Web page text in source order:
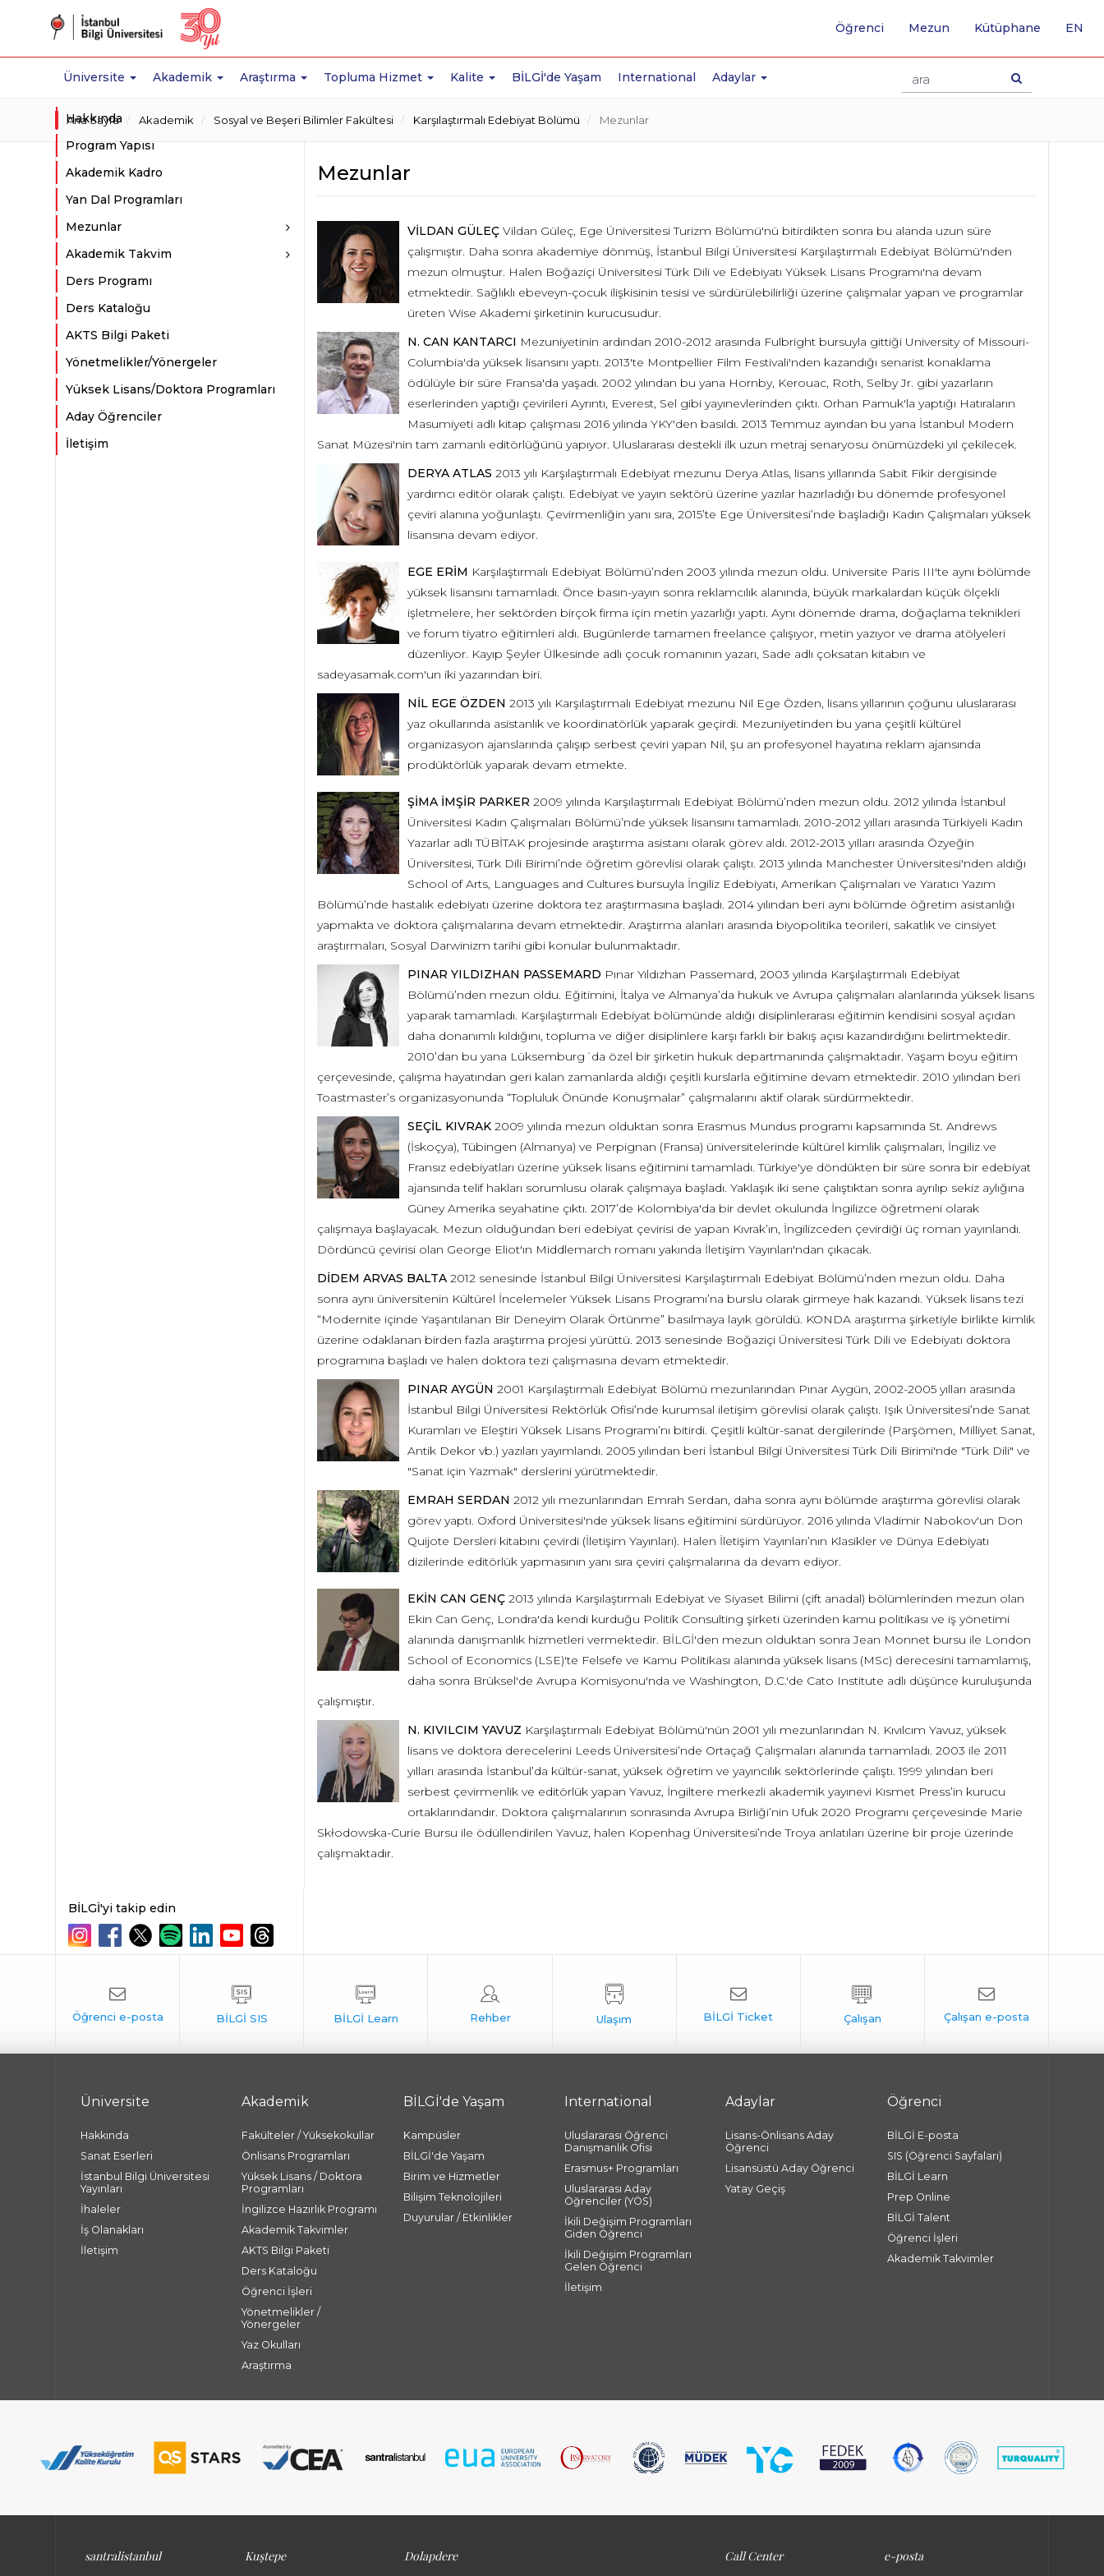
Üniversite Akademik Araştırma Topluma Hizmet Kalite BİLGİ'de Yaşam International Adaylar
Öğrenci Mezun Kütüphane EN
Ana Sayfa Akademik Sosyal ve Beşeri Bilimler Fakültesi Karşılaştırmalı Edebiyat Bölümü Mezunlar
Hakkında
Program Yapısı
Akademik Kadro
Yan Dal Programları
Mezunlar
Akademik Takvim
Ders Programı
Ders Kataloğu
AKTS Bilgi Paketi
Yönetmelikler/Yönergeler
Yüksek Lisans/Doktora Programları
Aday Öğrenciler
İletişim
Mezunlar
VİLDAN GÜLEÇVildan Güleç, Ege Üniversitesi Turizm Bölümü'nü bitirdikten sonra bu alanda uzun süre
çalışmıştır. Daha sonra akademiye dönmüş, İstanbul Bilgi Üniversitesi Karşılaştırmalı Edebiyat Bölümü'nden
mezun olmuştur. Halen Boğaziçi Üniversitesi Türk Dili ve Edebiyatı Yüksek Lisans Programı'na devam
etmektedir. Sağlıklı ebeveyn-çocuk ilişkisinin tesisi ve sürdürülebilirliği üzerine çalışmalar yapan ve programlar
üreten Wise Akademi şirketinin kurucusudur.
N. CAN KANTARCI Mezuniyetinin ardından 2010-2012 arasında Fulbright bursuyla gittiği University of Missouri-
Columbia'da yüksek lisansını yaptı. 2013'te Montpellier Film Festivali'nden kazandığı senarist konaklama
ödülüyle bir süre Fransa'da yaşadı. 2002 yılından bu yana Hornby, Kerouac, Roth, Selby Jr. gibi yazarların
eserlerinden yaptığı çevirileri Ayrıntı, Everest, Sel gibi yayınevlerinden çıktı. Orhan Pamuk'la yaptığı Hatıraların
Masumiyeti adlı kitap çalışması 2016 yılında YKY'den basıldı. 2013 Temmuz ayından bu yana İstanbul Modern
Sanat Müzesi'nin tam zamanlı editörlüğünü yapıyor. Uluslararası destekli ilk uzun metraj senaryosu önümüzdeki yıl çekilecek.
DERYA ATLAS 2013 yılı Karşılaştırmalı Edebiyat mezunu Derya Atlas, lisans yıllarında Sabit Fikir dergisinde
yardımcı editör olarak çalıştı. Edebiyat ve yayın sektörü üzerine yazılar hazırladığı bu dönemde profesyonel
çeviri alanına yoğunlaştı. Çevirmenliğin yanı sıra, 2015’te Ege Üniversitesi’nde başladığı Kadın Çalışmaları yüksek
lisansına devam ediyor.
EGE ERİM Karşılaştırmalı Edebiyat Bölümü’nden 2003 yılında mezun oldu. Universite Paris III'te aynı bölümde
yüksek lisansını tamamladı. Önce basın-yayın sonra reklamcılık alanında, büyük markalardan küçük ölçekli
işletmelere, her sektörden birçok firma için metin yazarlığı yaptı. Aynı dönemde drama, doğaçlama teknikleri
ve forum tiyatro eğitimleri aldı. Bugünlerde tamamen freelance çalışıyor, metin yazıyor ve drama atölyeleri
düzenliyor. Kayıp Şeyler Ülkesinde adlı çocuk romanının yazarı, Sade adlı çoksatan kitabın ve
sadeyasamak.com'un iki yazarından biri.
NİL EGE ÖZDEN 2013 yılı Karşılaştırmalı Edebiyat mezunu Nil Ege Özden, lisans yıllarının çoğunu uluslararası
yaz okullarında asistanlık ve koordinatörlük yaparak geçirdi. Mezuniyetinden bu yana çeşitli kültürel
organizasyon ajanslarında çalışıp serbest çeviri yapan Nil, şu an profesyonel hayatına reklam ajansında
prodüktörlük yaparak devam etmekte.
ŞİMA İMŞİR PARKER 2009 yılında Karşılaştırmalı Edebiyat Bölümü’nden mezun oldu. 2012 yılında İstanbul
Üniversitesi Kadın Çalışmaları Bölümü’nde yüksek lisansını tamamladı. 2010-2012 yılları arasında Türkiyeli Kadın
Yazarlar adlı TÜBİTAK projesinde araştırma asistanı olarak görev aldı. 2012-2013 yılları arasında Özyeğin
Üniversitesi, Türk Dili Birimi’nde öğretim görevlisi olarak çalıştı. 2013 yılında Manchester Üniversitesi'nden aldığı
School of Arts, Languages and Cultures bursuyla İngiliz Edebiyatı, Amerikan Çalışmaları ve Yaratıcı Yazım
Bölümü’nde hastalık edebiyatı üzerine doktora tez araştırmasına başladı. 2014 yılından beri aynı bölümde öğretim asistanlığı
yapmakta ve doktora çalışmalarına devam etmektedir. Araştırma alanları arasında biyopolitika teorileri, sakatlık ve cinsiyet
araştırmaları, Sosyal Darwinizm tarihi gibi konular bulunmaktadır.
PINAR YILDIZHAN PASSEMARD Pınar Yıldızhan Passemard, 2003 yılında Karşılaştırmalı Edebiyat
Bölümü’nden mezun oldu. Eğitimini, İtalya ve Almanya’da hukuk ve Avrupa çalışmaları alanlarında yüksek lisans
yaparak tamamladı. Karşılaştırmalı Edebiyat bölümünde aldığı disiplinlerarası eğitimin kendisini sosyal açıdan
daha donanımlı kıldığını, topluma ve diğer disiplinlere karşı farklı bir bakış açısı kazandırdığını belirtmektedir.
2010’dan bu yana Lüksemburg´da özel bir şirketin hukuk departmanında çalışmaktadır. Yaşam boyu eğitim
çerçevesinde, çalışma hayatından geri kalan zamanlarda aldığı çeşitli kurslarla eğitimine devam etmektedir. 2010 yılından beri
Toastmaster’s organizasyonunda “Topluluk Önünde Konuşmalar” çalışmalarını aktif olarak sürdürmektedir.
SEÇİL KIVRAK2009 yılında mezun olduktan sonra Erasmus Mundus programı kapsamında St. Andrews
(İskoçya), Tübingen (Almanya) ve Perpignan (Fransa) üniversitelerinde kültürel kimlik çalışmaları, İngiliz ve
Fransız edebiyatları üzerine yüksek lisans eğitimini tamamladı. Türkiye'ye döndükten bir süre sonra bir edebiyat
ajansında telif hakları sorumlusu olarak çalışmaya başladı. Yaklaşık iki sene çalıştıktan sonra ayrılıp sekiz aylığına
Güney Amerika seyahatine çıktı. 2017’de Kolombiya'da bir devlet okulunda İngilizce öğretmeni olarak
çalışmaya başlayacak. Mezun olduğundan beri edebiyat çevirisi de yapan Kıvrak’ın, İngilizceden çevirdiği üç roman yayınlandı.
Dördüncü çevirisi olan George Eliot'ın Middlemarch romanı yakında İletişim Yayınları'ndan çıkacak.
DİDEM ARVAS BALTA2012 senesinde İstanbul Bilgi Üniversitesi Karşılaştırmalı Edebiyat Bölümü’nden mezun oldu. Daha
sonra aynı üniversitenin Kültürel İncelemeler Yüksek Lisans Programı’na burslu olarak girmeye hak kazandı. Yüksek lisans tezi
“Modernite içinde Yaşantılanan Bir Deneyim Olarak Örtünme” basılmaya layık görüldü. KONDA araştırma şirketiyle birlikte kimlik
üzerine odaklanan birden fazla araştırma projesi yürüttü. 2013 senesinde Boğaziçi Üniversitesi Türk Dili ve Edebiyatı doktora
programına başladı ve halen doktora tezi çalışmasına devam etmektedir.
PINAR AYGÜN 2001 Karşılaştırmalı Edebiyat Bölümü mezunlarından Pınar Aygün, 2002-2005 yılları arasında
İstanbul Bilgi Üniversitesi Rektörlük Ofisi’nde kurumsal iletişim görevlisi olarak çalıştı. Işık Üniversitesi’nde Sanat
Kuramları ve Eleştiri Yüksek Lisans Programı’nı bitirdi. Çeşitli kültür-sanat dergilerinde (Parşömen, Milliyet Sanat,
Antik Dekor vb.) yazıları yayımlandı. 2005 yılından beri İstanbul Bilgi Üniversitesi Türk Dili Birimi'nde "Türk Dili" ve
"Sanat için Yazmak" derslerini yürütmektedir.
EMRAH SERDAN 2012 yılı mezunlarından Emrah Serdan, daha sonra aynı bölümde araştırma görevlisi olarak
görev yaptı. Oxford Üniversitesi'nde yüksek lisans eğitimini sürdürüyor. 2016 yılında Vladimir Nabokov'un Don
Quijote Dersleri kitabını çevirdi (İletişim Yayınları). Halen İletişim Yayınları’nın Klasikler ve Dünya Edebiyatı
dizilerinde editörlük yapmasının yanı sıra çeviri çalışmalarına da devam ediyor.
EKİN CAN GENÇ2013 yılında Karşılaştırmalı Edebiyat ve Siyaset Bilimi (çift anadal) bölümlerinden mezun olan
Ekin Can Genç, Londra'da kendi kurduğu Politik Consulting şirketi üzerinden kamu politikası ve iş yönetimi
alanında danışmanlık hizmetleri vermektedir. BİLGİ'den mezun olduktan sonra Jean Monnet bursu ile London
School of Economics (LSE)'te Felsefe ve Kamu Politikası alanında yüksek lisans (MSc) derecesini tamamlamış,
daha sonra Brüksel'de Avrupa Komisyonu'nda ve Washington, D.C.'de Cato Institute adlı düşünce kuruluşunda
çalışmıştır.
N. KIVILCIM YAVUZ Karşılaştırmalı Edebiyat Bölümü'nün 2001 yılı mezunlarından N. Kıvılcım Yavuz, yüksek
lisans ve doktora derecelerini Leeds Üniversitesi’nde Ortaçağ Çalışmaları alanında tamamladı. 2003 ile 2011
yılları arasında İstanbul’da kültür-sanat, yüksek öğretim ve yayıncılık sektörlerinde çalıştı. 1999 yılından beri
serbest çevirmenlik ve editörlük yapan Yavuz, İngiltere merkezli akademik yayınevi Kısmet Press’in kurucu
ortaklarındandır. Doktora çalışmalarının sonrasında Avrupa Birliği’nin Ufuk 2020 Programı çerçevesinde Marie
Skłodowska-Curie Bursu ile ödüllendirilen Yavuz, halen Kopenhag Üniversitesi’nde Troya anlatıları üzerine bir proje üzerinde
çalışmaktadır.
BİLGİ'yi takip edin
Üniversite
Hakkında
Sanat Eserleri
İstanbul Bilgi Üniversitesi
Yayınları
İhaleler
İş Olanakları
İletişim
Akademik
Fakülteler / Yüksekokullar
Önlisans Programları
Yüksek Lisans / Doktora
Programları
İngilizce Hazırlık Programı
Akademik Takvimler
AKTS Bilgi Paketi
Ders Kataloğu
Öğrenci İşleri
Yönetmelikler /
Yönergeler
Yaz Okulları
Araştırma
BİLGİ'de Yaşam
Kampüsler
BİLGİ'de Yaşam
Birim ve Hizmetler
Bilişim Teknolojileri
Duyurular / Etkinlikler
International
Uluslararası Öğrenci
Danışmanlık Ofisi
Erasmus+ Programları
Uluslararası Aday
Öğrenciler (YÖS)
İkili Değişim Programları
Giden Öğrenci
İkili Değişim Programları
Gelen Öğrenci
İletişim
Adaylar
Lisans-Önlisans Aday
Öğrenci
Lisansüstü Aday Öğrenci
Yatay Geçiş
Öğrenci
BİLGİ E-posta
SIS (Öğrenci Sayfaları)
BİLGİ Learn
Prep Online
BİLGİ Talent
Öğrenci İşleri
Akademik Takvimler
santralistanbul Kuştepe Dolapdere Call Center e-posta